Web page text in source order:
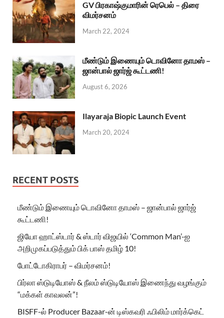
GV பிரகாஷ்குமாரின் ரெபெல் – திரை
விமர்சனம்
March 22, 2024
மீண்டும் இணையும் டொவினோ தாமஸ் –
ஜான்பால் ஜார்ஜ் கூட்டணி!
August 6, 2026
Ilayaraja Biopic Launch Event
March 20, 2024
RECENT POSTS
மீண்டும் இணையும் டொவினோ தாமஸ் – ஜான்பால் ஜார்ஜ்
கூட்டணி!
ஜியோ ஹாட்ஸ்டார் & ஸ்டார் விஜயில் ‘Common Man’-ஐ
அறிமுகப்படுத்தும் பிக் பாஸ் தமிழ் 10!
போட்டோகிராபர் – விமர்சனம்!
பிர்லா ஸ்டுடியோஸ் & நீலம் ஸ்டுடியோஸ் இணைந்து வழங்கும்
“மக்கள் காவலன்”!
BISFF-ல் Producer Bazaar-ன் டிஸ்கவரி ஃபிலிம் மார்க்கெட்